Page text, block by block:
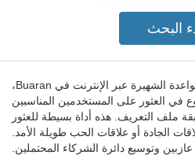
IdnDatingGo - خدمة المواعدة الشهيرة عبر الإنترنت في Buaran،
في العثور على المستخدمين المناسبين
ملف التعريف. هذه أداة بسيطة للعثور
الجادة أو علاقات الحب طويلة الأمد.
وتوسيع دائرة الشركاء المحتملين.